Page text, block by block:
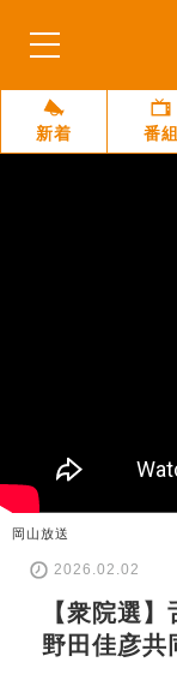
新着 番組
岡山放送
2026.02.02
【衆院選
野田佳彦